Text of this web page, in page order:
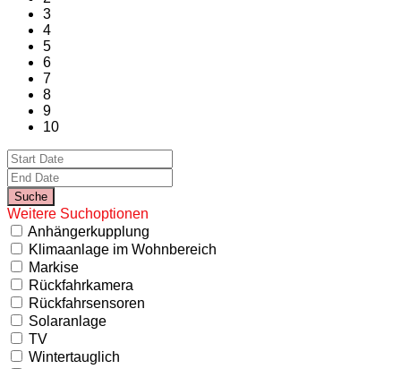
3
4
5
6
7
8
9
10
Weitere Suchoptionen
Anhängerkupplung
Klimaanlage im Wohnbereich
Markise
Rückfahrkamera
Rückfahrsensoren
Solaranlage
TV
Wintertauglich